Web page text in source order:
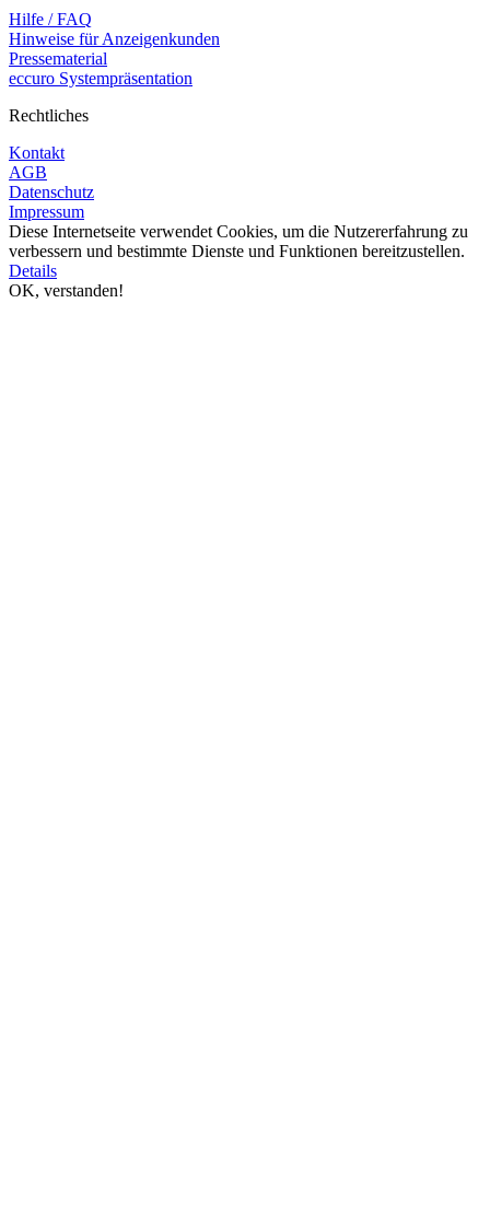
Hilfe / FAQ
Hinweise für Anzeigenkunden
Pressematerial
eccuro Systempräsentation
Rechtliches
Kontakt
AGB
Datenschutz
Impressum
Diese Internetseite verwendet Cookies, um die Nutzererfahrung zu
verbessern und bestimmte Dienste und Funktionen bereitzustellen.
Details
OK, verstanden!